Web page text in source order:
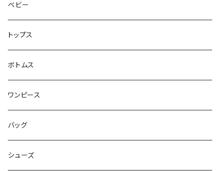
ベビー
トップス
ボトムス
ワンピース
バッグ
シューズ